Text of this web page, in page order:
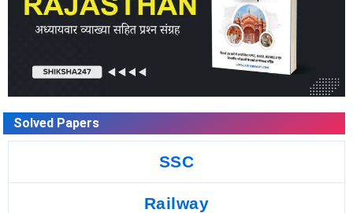
Solved Papers
SSC
Railway